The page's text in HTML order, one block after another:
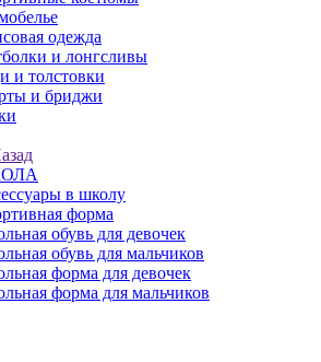
одежда
и лонгсливы
и толстовки
и бриджи
в школу
форма
обувь для девочек
обувь для мальчиков
форма для девочек
форма для мальчиков